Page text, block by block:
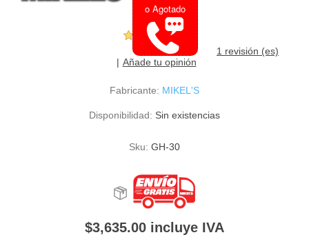
o Agotado
1 revisión (es)
Añade tu opinión
Fabricante: MIKEL'S
Disponibilidad: Sin existencias
Sku: GH-30
$3,635.00 incluye IVA